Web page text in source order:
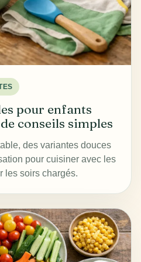
pour enfants
conseils simples
des variantes douces
pour cuisiner avec les
les soirs chargés.